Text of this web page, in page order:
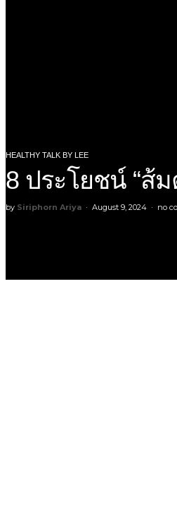
HEALTHY TALK BY LEE
8 ประโยชน์ “ส้
by Siriphorn Ariya August 9, 2024 no